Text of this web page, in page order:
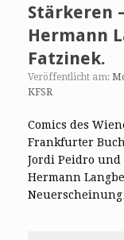
Stärkeren
Hermann
Fatzinek.
Veröffentlicht am:
KFSR
Comics des
Frankfurter
Jordi Peidro und
Hermann